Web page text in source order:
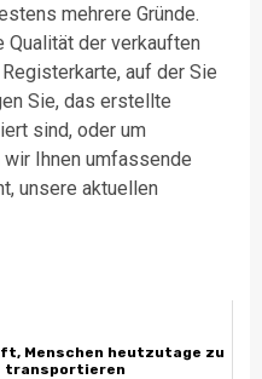
mehrere Gründe.
der verkauften
auf der Sie
Sie, das erstellte
sind, oder um
Ihnen umfassende
unsere aktuellen
Menschen heutzutage zu
transportieren